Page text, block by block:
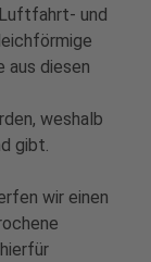
und
aus diesen
weshalb
gibt.
wir einen